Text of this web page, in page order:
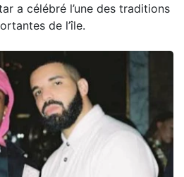
a célébré l’une des traditions
de l’île.